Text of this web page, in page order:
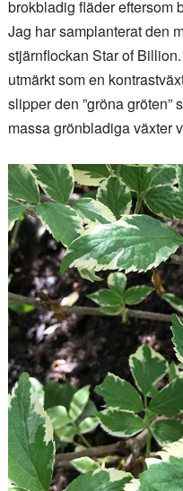
brokbladig fläder eftersom
Jag har samplanterat den
stjärnflockan Star of
utmärkt som en
slipper den ”gröna gröten”
massa grönbladiga växter